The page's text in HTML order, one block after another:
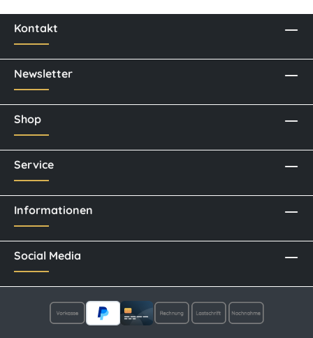
Kontakt
Newsletter
Social Media
Shop
Service
Informationen